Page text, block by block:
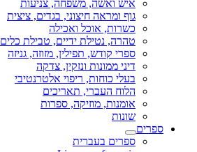
איש ואשה, משפחה, צניעות
גוף ומראה חיצוני, בגדים, ציצית
כשרות, אוכל ואכילה
טהרה, נטילת ידיים, טבילת כלים
ספרי קודש, תפילין, מזוזה, גניזה
דיני ממונות ונזקין, צדקה
בעלי כוחות, ריפוי אלטרנטיבי
הלוח העברי, תאריכים
אומנות, מוזיקה, ספרות
שונות
ספרים
ספרים בעברית